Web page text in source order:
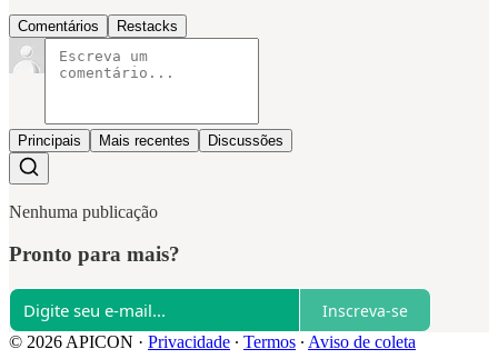
Comentários Restacks
Principais Mais recentes Discussões
Nenhuma publicação
Pronto para mais?
Inscreva-se
© 2026 APICON · Privacidade ∙ Termos ∙ Aviso de coleta